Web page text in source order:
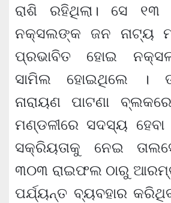
ରାଶି ରହିଥିଲା। ସେ ୧୩
ନକ୍ସଲଙ୍କ ଜନ ନାଟ୍ୟ
ପ୍ରଭାବିତ ହୋଇ
ସାମିଲ ହୋଇଥିଲେ ।
ନାରାୟଣ ପାଟଣା
ମଣ୍ଡଳୀରେ ସଦସ୍ୟ
ସକ୍ରିୟତାକୁ ନେଇ
୩୦୩ ରାଇଫଲ ଠାରୁ
ପର୍ଯ୍ୟନ୍ତ ବ୍ୟବହାର